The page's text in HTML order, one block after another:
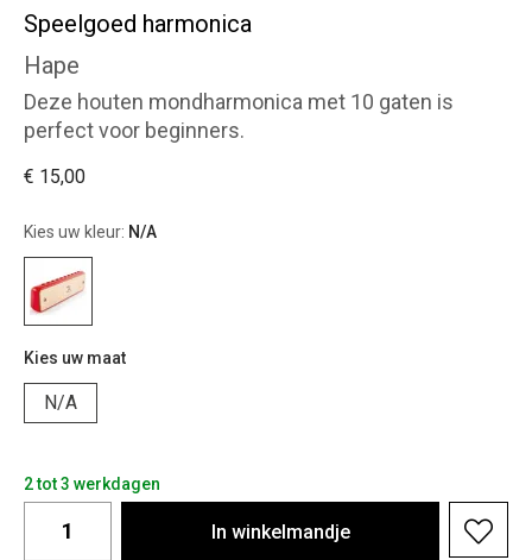
Speelgoed harmonica
Hape
Deze houten mondharmonica met 10 gaten is
perfect voor beginners.
€ 15,00
Kies uw kleur: N/A
Kies uw maat
N/A
2 tot 3 werkdagen
In winkelmandje